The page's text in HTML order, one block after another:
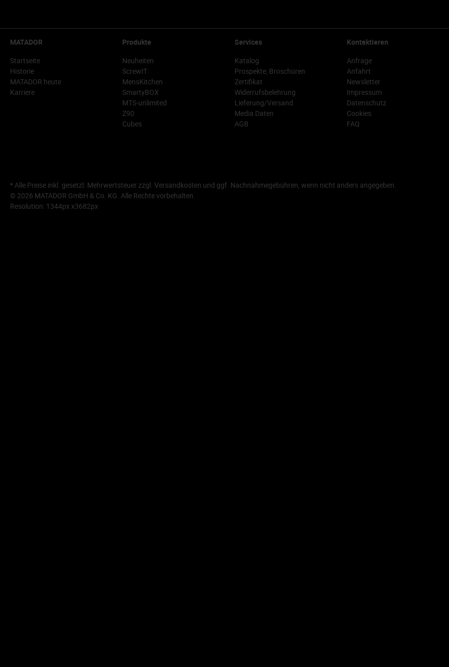
MATADOR
Startseite
Historie
MATADOR heute
Karriere
Produkte
Neuheiten
ScrewIT
MensKitchen
SmartyBOX
MTS-unlimited
Z90
Cubes
Services
Katalog
Prospekte, Broschüren
Zertifikat
Widerrufsbelehrung
Lieferung/Versand
Media Daten
AGB
Kontaktieren
Anfrage
Anfahrt
Newsletter
Impressum
Datenschutz
Cookies
FAQ
* Alle Preise inkl. gesetzl. Mehrwertsteuer zzgl. Versandkosten und ggf. Nachnahmegebühren, wenn nicht anders angegeben.
© 2026 MATADOR GmbH & Co. KG. Alle Rechte vorbehalten.
Resolution: 1344px x3682px